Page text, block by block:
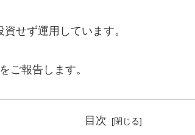
せず運用しています。
ご報告します。
目次